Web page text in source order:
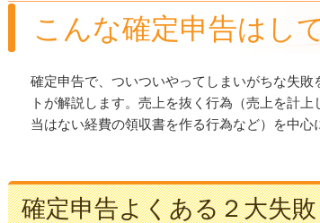
こんな確定申告はし
確定申告で、ついついやってしまいがちな失
トが解説します。売上を抜く行為（売上を計
当はない経費の領収書を作る行為など）を中心
確定申告よくある２大失敗